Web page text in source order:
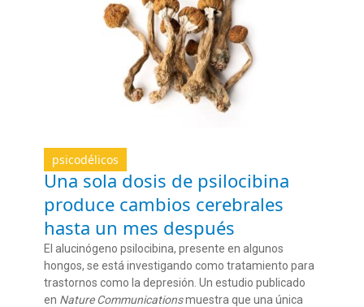
psicodélicos
Una sola dosis de psilocibina
produce cambios cerebrales
hasta un mes después
El alucinógeno psilocibina, presente en algunos
hongos, se está investigando como tratamiento para
trastornos como la depresión Un estudio publicado
en Nature Communicationsmuestra que una única